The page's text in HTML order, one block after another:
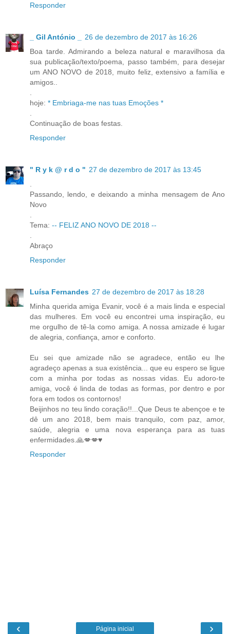
Responder
_ Gil António _
26 de dezembro de 2017 às 16:26
Boa tarde. Admirando a beleza natural e maravilhosa da
sua publicação/texto/poema, passo também, para desejar
um ANO NOVO de 2018, muito feliz, extensivo a família e
amigos..
hoje: * Embriaga-me nas tuas Emoções *
Continuação de boas festas.
Responder
" R y k @ r d o " 27 de dezembro de 2017 às 13:45
Passando, lendo, e deixando a minha mensagem de Ano
Novo
Tema: -- FELIZ ANO NOVO DE 2018 --
Abraço
Responder
Luísa Fernandes 27 de dezembro de 2017 às 18:28
Minha querida amiga Evanir, você é a mais linda e especial
das mulheres. Em você eu encontrei uma inspiração, eu
me orgulho de tê-la como amiga. A nossa amizade é lugar
de alegria, confiança, amor e conforto.
Eu sei que amizade não se agradece, então eu lhe
agradeço apenas a sua existência... que eu espero se ligue
com a minha por todas as nossas vidas. Eu adoro-te
amiga, você é linda de todas as formas, por dentro e por
fora em todos os contornos!
Beijinhos no teu lindo coração!!...Que Deus te abençoe e te
dê um ano 2018, bem mais tranquilo, com paz, amor,
saúde, alegria e uma nova esperança para as tuas
enfermidades.🙏💋💋♥️
Responder
‹ ›
Página inicial